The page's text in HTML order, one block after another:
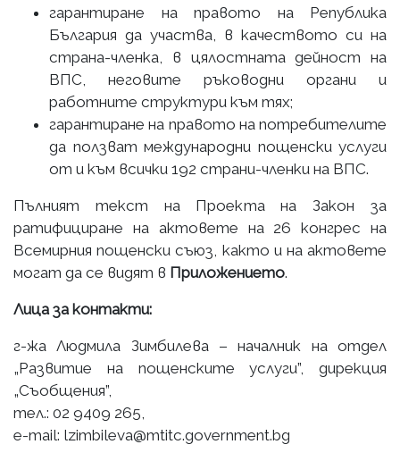
гарантиране на правото на Република
България да участва, в качеството си на
страна-членка, в цялостната дейност на
ВПС, неговите ръководни органи и
работните структури към тях;
гарантиране на правото на потребителите
да ползват международни пощенски услуги
от и към всички 192 страни-членки на ВПС.
Пълният текст на Проекта на Закон за
ратифициране на актовете на 26 конгрес на
Всемирния пощенски съюз, както и на актовете
могат да се видят в Приложението.
Лица за контакти:
г-жа Людмила Зимбилева – началник на отдел
„Развитие на пощенските услуги”, дирекция
„Съобщения”,
тел.: 02 9409 265,
e-mail: lzimbileva@mtitc.government.bg